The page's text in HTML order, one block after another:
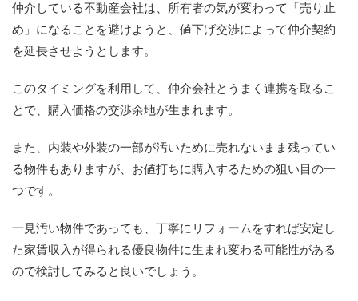
仲介している不動産会社は、所有者の気が変わって「売り止
め」になることを避けようと、値下げ交渉によって仲介契約
を延長させようとします。
このタイミングを利用して、仲介会社とうまく連携を取るこ
とで、購入価格の交渉余地が生まれます。
また、内装や外装の一部が汚いために売れないまま残ってい
る物件もありますが、お値打ちに購入するための狙い目の一
つです。
一見汚い物件であっても、丁寧にリフォームをすれば安定し
た家賃収入が得られる優良物件に生まれ変わる可能性がある
ので検討してみると良いでしょう。